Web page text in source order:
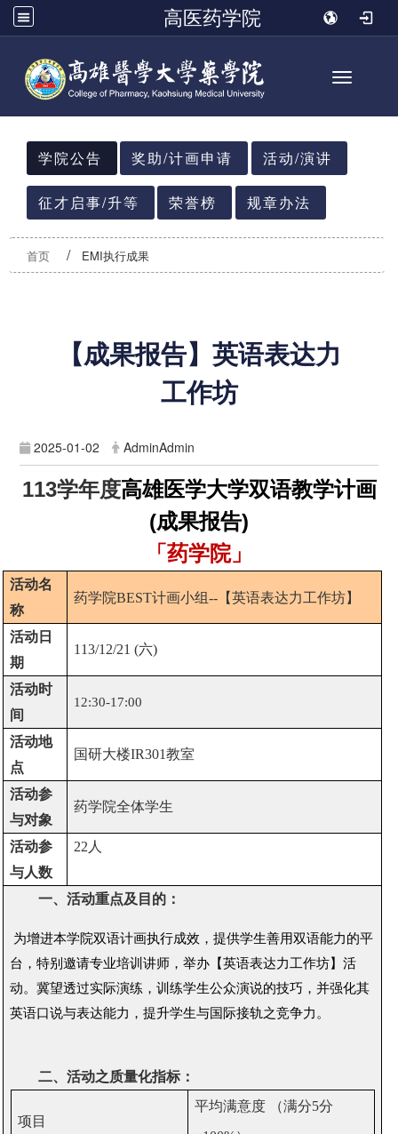
高医药学院
Toggle
:::
学院公告
奖助/计画申请 活动/演讲
征才启事/升等 荣誉榜 规章办法
首页 EMI执行成果
【成果报告】英语表达力
工作坊
2025-01-02 AdminAdmin
113学年度高雄医学大学双语教学计画
(成果报告)
「药学院」
活动名
称
药学院BEST计画小组-- 【英语表达力工作坊】
活动日
期
113/12/21 (六)
活动时
间
12:30-17:00
活动地
点
国研大楼IR301教室
活动参
与对象
药学院全体学生
活动参
与人数
22 人
一、活动重点及目的：
为增进本学院双语计画执行成效，提供学生善用双语能力的平
台，特别邀请专业培训讲师，举办【英语表达力工作坊】活
动。冀望透过实际演练，训练学生公众演说的技巧，并强化其
英语口说与表达能力，提升学生与国际接轨之竞争力。
二、活动之质量化指标：
项目
平均满意度 （满分5分